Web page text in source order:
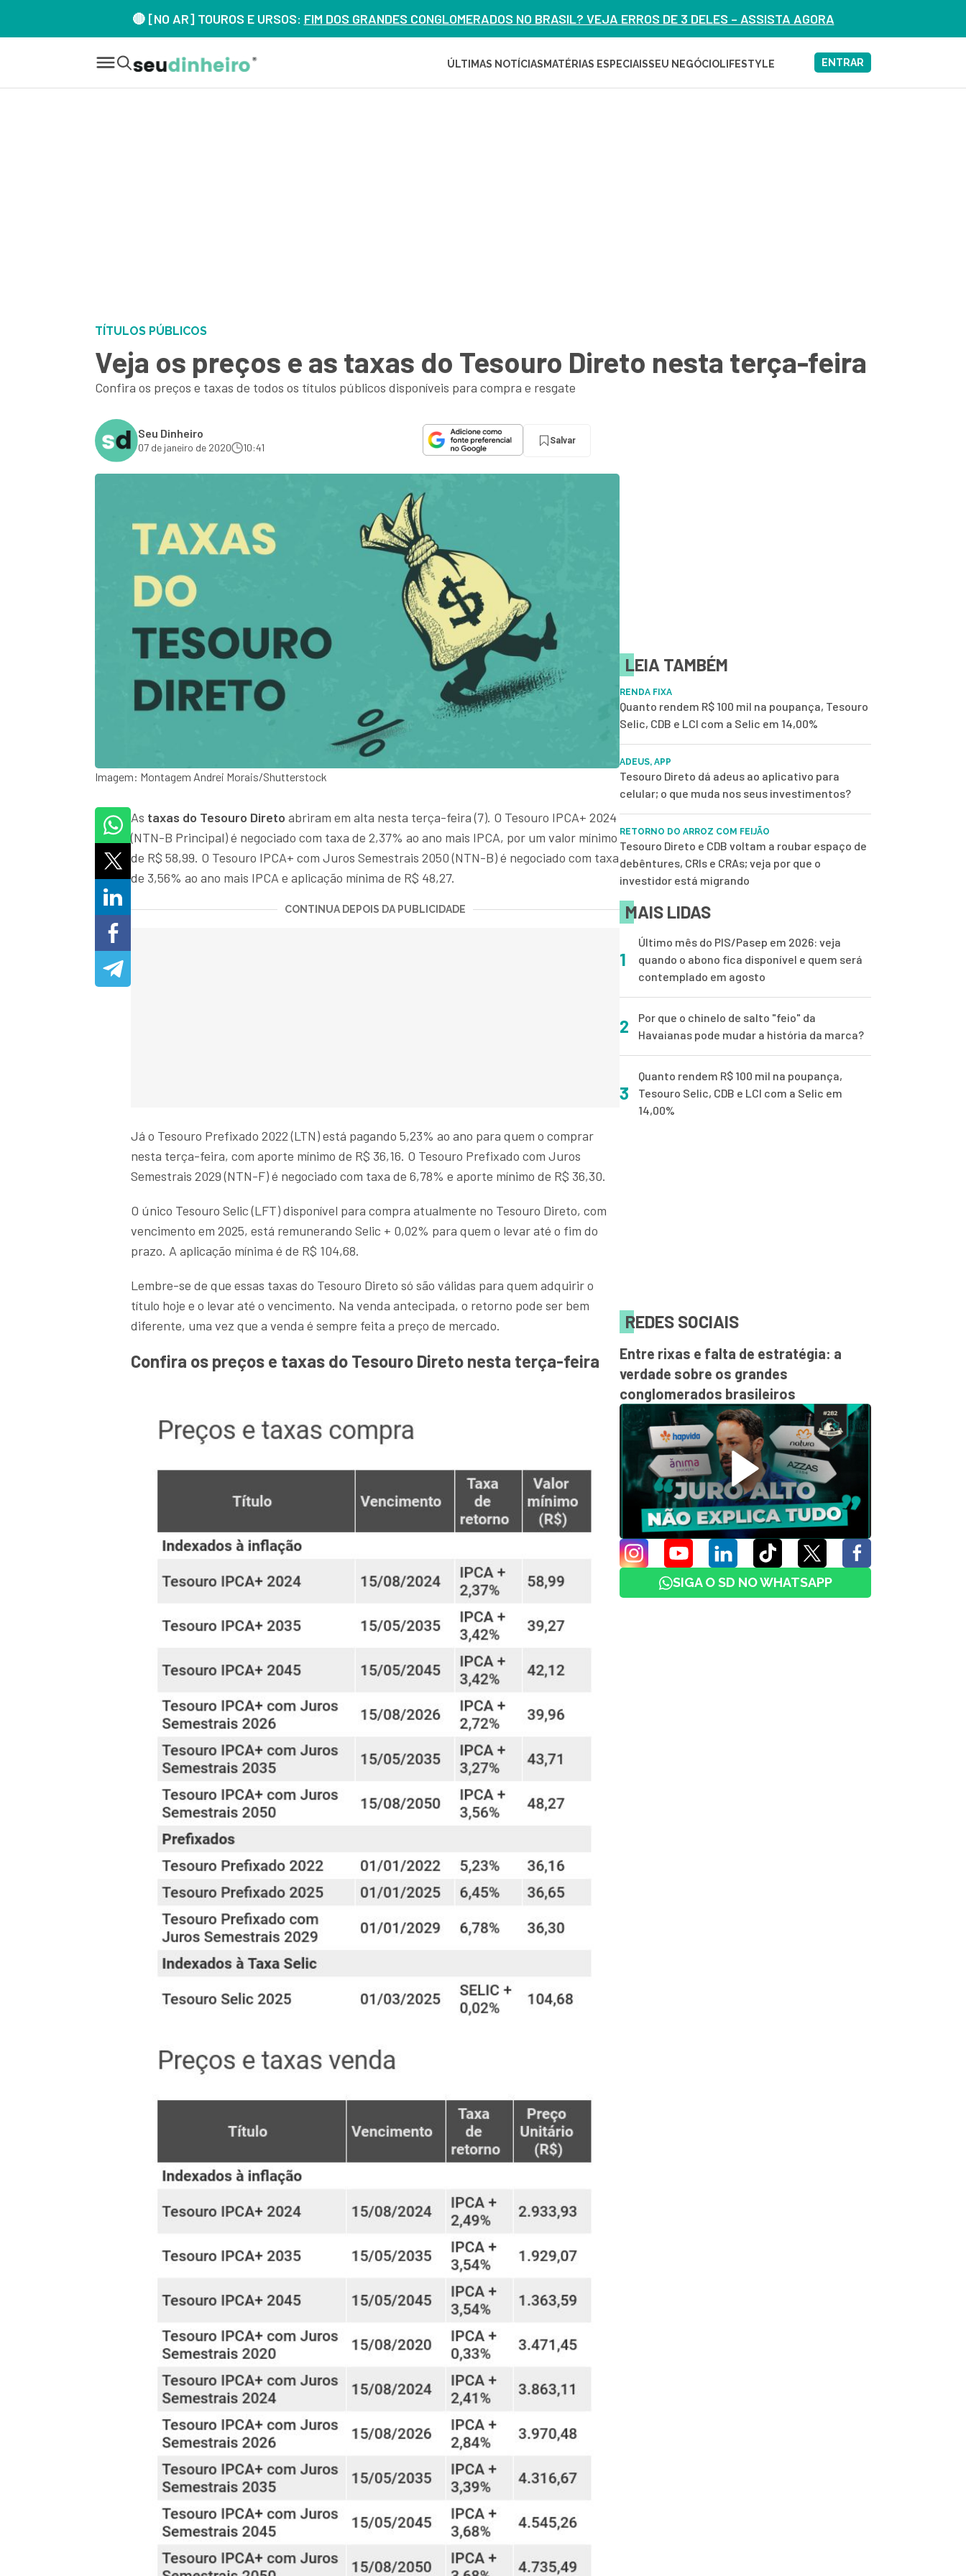
🔴 [NO AR] TOUROS E URSOS: FIM DOS GRANDES CONGLOMERADOS NO BRASIL? VEJA ERROS DE 3 DELES – ASSISTA AGORA
ÚLTIMAS NOTÍCIAS MATÉRIAS ESPECIAISSEU NEGÓCIOLIFESTYLE ENTRAR
TÍTULOS PÚBLICOS
Veja os preços e as taxas do Tesouro Direto nesta terça-feira
Confira os preços e taxas de todos os títulos públicos disponíveis para compra e resgate
Seu Dinheiro
07 de janeiro de 2020 10:41
Salvar
Imagem: Montagem Andrei Morais/Shutterstock
As taxas do Tesouro Direto abriram em alta nesta terça-feira (7). O Tesouro IPCA+ 2024
(NTN-B Principal) é negociado com taxa de 2,37% ao ano mais IPCA, por um valor mínimo
de R$ 58,99. O Tesouro IPCA+ com Juros Semestrais 2050 (NTN-B) é negociado com taxa
de 3,56% ao ano mais IPCA e aplicação mínima de R$ 48,27.
CONTINUA DEPOIS DA PUBLICIDADE
Já o Tesouro Prefixado 2022 (LTN) está pagando 5,23% ao ano para quem o comprar
nesta terça-feira, com aporte mínimo de R$ 36,16. O Tesouro Prefixado com Juros
Semestrais 2029 (NTN-F) é negociado com taxa de 6,78% e aporte mínimo de R$ 36,30.
O único Tesouro Selic (LFT) disponível para compra atualmente no Tesouro Direto, com
vencimento em 2025, está remunerando Selic + 0,02% para quem o levar até o fim do
prazo. A aplicação mínima é de R$ 104,68.
Lembre-se de que essas taxas do Tesouro Direto só são válidas para quem adquirir o
título hoje e o levar até o vencimento. Na venda antecipada, o retorno pode ser bem
diferente, uma vez que a venda é sempre feita a preço de mercado.
Confira os preços e taxas do Tesouro Direto nesta terça-feira
LEIA TAMBÉM
RENDA FIXA
Quanto rendem R$ 100 mil na poupança, Tesouro
Selic, CDB e LCI com a Selic em 14,00%
ADEUS, APP
Tesouro Direto dá adeus ao aplicativo para
celular; o que muda nos seus investimentos?
RETORNO DO ARROZ COM FEIJÃO
Tesouro Direto e CDB voltam a roubar espaço de
debêntures, CRIs e CRAs; veja por que o
investidor está migrando
MAIS LIDAS
1
Último mês do PIS/Pasep em 2026: veja
quando o abono fica disponível e quem será
contemplado em agosto
2
Por que o chinelo de salto "feio" da
Havaianas pode mudar a história da marca?
3
Quanto rendem R$ 100 mil na poupança,
Tesouro Selic, CDB e LCI com a Selic em
14,00%
REDES SOCIAIS
Entre rixas e falta de estratégia: a
verdade sobre os grandes
conglomerados brasileiros
SIGA O SD NO WHATSAPP